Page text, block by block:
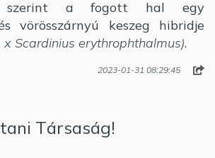
szerint a fogott hal egy
vörösszárnyú keszeg hibridje
x Scardinius erythrophthalmus).
2023-01-31 08:29:45
Társaság!